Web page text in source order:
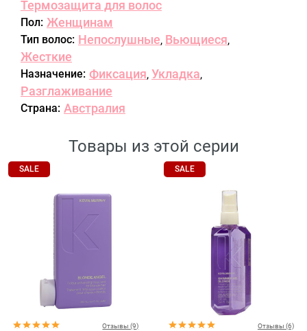
Термозащита для волос
Пол: Женщинам
Тип волос: Непослушные, Вьющиеся,
Жесткие
Назначение: Фиксация, Укладка,
Разглаживание
Страна: Австралия
Товары из этой серии
SALE
Отзывы (9)
SALE
Отзывы (6)